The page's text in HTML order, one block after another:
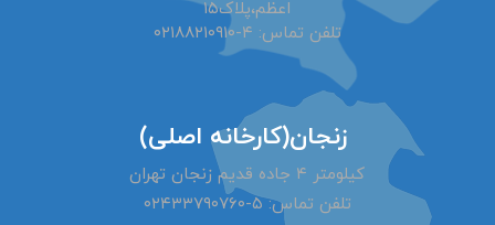
اعظم،پلاک۱۵
تلفن تماس: ۴-۰۲۱۸۸۲۱۰۹۱۰
زنجان(کارخانه اصلی)
کیلومتر ۴ جاده قدیم زنجان تهران
تلفن تماس: ۵-۰۲۴۳۳۷۹۰۷۶۰